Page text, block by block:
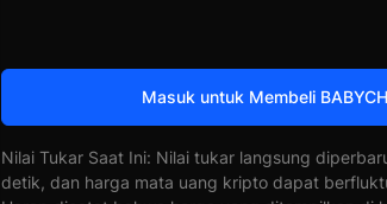
Masuk untuk Membeli
Nilai Tukar Saat Ini: Nilai tukar langsung
detik, dan harga mata uang kripto dapat